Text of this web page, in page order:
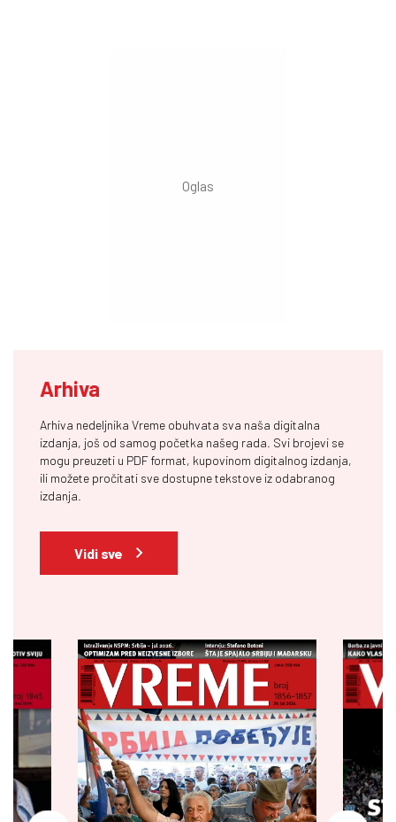
Arhiva
Arhiva nedeljnika Vreme obuhvata sva naša digitalna
izdanja, još od samog početka našeg rada. Svi brojevi se
mogu preuzeti u PDF format, kupovinom digitalnog izdanja,
ili možete pročitati sve dostupne tekstove iz odabranog
izdanja.
Vidi sve